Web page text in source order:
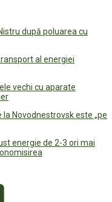
după poluarea cu
al energiei
vechi cu aparate
Novodnestrovsk este „pe
energie de 2-3 ori mai